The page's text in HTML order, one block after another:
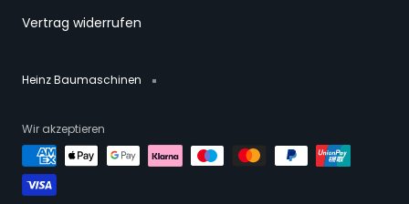
Vertrag widerrufen
Heinz Baumaschinen
Wir akzeptieren